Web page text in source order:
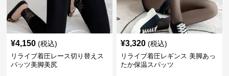
¥4,150 (税込)
リライブ着圧レース切り替えス
パッツ美脚美尻
¥3,320 (税込)
リライブ着圧レギンス 美脚あっ
たか保温スパッツ